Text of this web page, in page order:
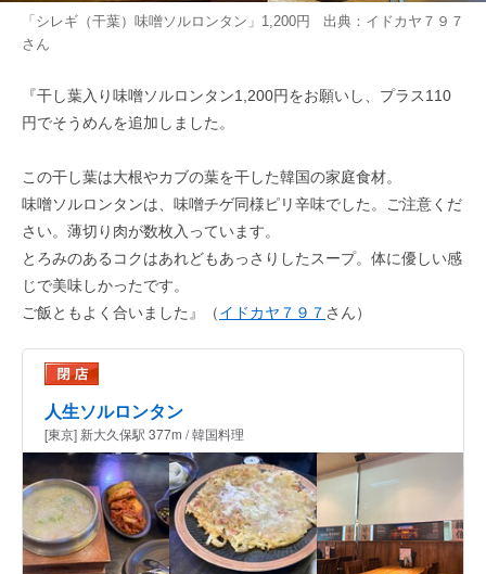
「シレギ（干葉）味噌ソルロンタン」1,200円 出典： イドカヤ７９７
さん
『干し葉入り味噌ソルロンタン1,200円をお願いし、プラス110
円でそうめんを追加しました。
この干し葉は大根やカブの葉を干した韓国の家庭食材。
味噌ソルロンタンは、味噌チゲ同様ピリ辛味でした。ご注意くだ
さい。薄切り肉が数枚入っています。
とろみのあるコクはあれどもあっさりしたスープ。体に優しい感
じで美味しかったです。
ご飯ともよく合いました』（イドカヤ７９７ さん）
人生ソルロンタン
[東京] 新大久保駅 377m / 韓国料理